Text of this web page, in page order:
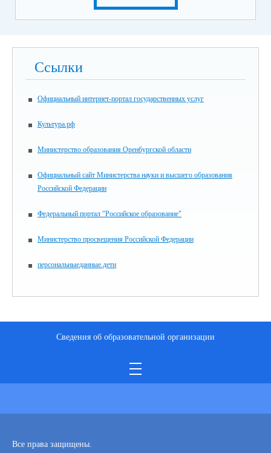
Ссылки
Официальный интернет-портал государственных услуг
Культура.рф
Министерство образования Оренбургской области
Официальный сайт Министерства науки и высшего образования
Российской Федерации
Федеральный портал "Российское образование"
Министерство просвещения Российской Федерации
персональныеданные.дети
Сведения об образовательной организации
Все права защищены.